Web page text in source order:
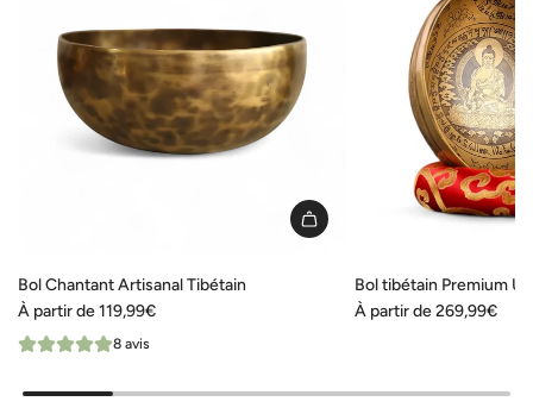
Bol Chantant Artisanal Tibétain
À partir de119,99€
8 avis
Bol tibétain Premium
À partir de269,99€